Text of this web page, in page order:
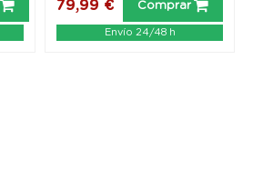
79,99 € Comprar
Envío 24/48 h